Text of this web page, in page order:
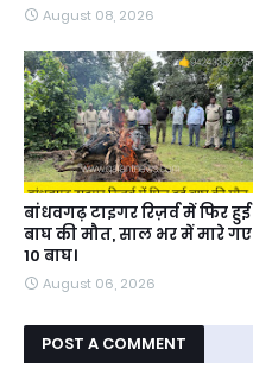
August 08, 2026
बांधवगढ़ टाइगर रिज़र्व में फिर हुई
बाघ की मौत, साल भर में मारे गए
10 बाघ।
August 06, 2026
POST A COMMENT